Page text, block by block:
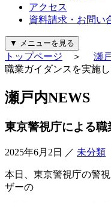
進路探究コー
（新設）
ビューティ
パンフレット
奨学金につい
給付金につ
診断・勉強
行事カレンダ
公式Instagram
公式Facebook
証明書の発行
アクセス
資料請求・お問い
▼ メニューを見る
トップページ ＞ 瀬
職業ガイダンスを実施
瀬戸内NEWS
東京警視庁による
2025年6月2日 ／ 未分類
本日、東京警視庁の警
ザーの